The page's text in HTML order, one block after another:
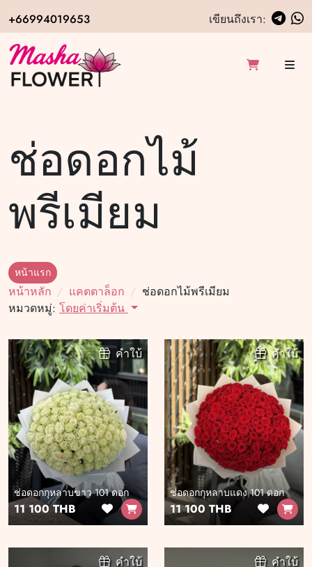
+66994019653 เขียนถึงเรา:
ช่อดอกไม้
พรีเมียม
หน้าแรก
หน้าหลัก แคตตาล็อก
ช่อดอกไม้พรีเมียม
หมวดหมู่: โดยค่าเริ่มต้น
คำใบ้
ช่อดอกกุหลาบขาว 101 ดอก
11 100 THB
คำใบ้
ช่อดอกกุหลาบแดง 101 ดอก
11 100 THB
คำใบ้ คำใบ้